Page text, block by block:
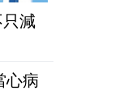
只減
心病